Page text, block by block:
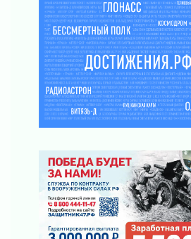
Ленобласть отметила
регионом и страной
02 августа 2026
Ладога — не пруд
02 августа 2026
ПСК через Гослуслуги
Ленинградской области о
счетах
Пропавшего подростка
районе Ленобласти
02 августа 2026
Жителям Ленобласти
действовать при укусе
02 августа 2026